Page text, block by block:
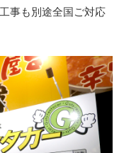
事も別途全国ご対応